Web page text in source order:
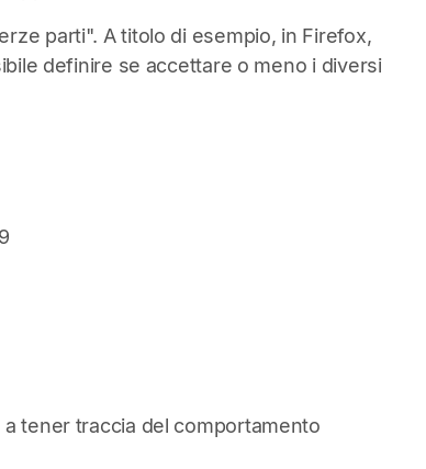
parti". A titolo di esempio, in Firefox,
definire se accettare o meno i diversi
tener traccia del comportamento